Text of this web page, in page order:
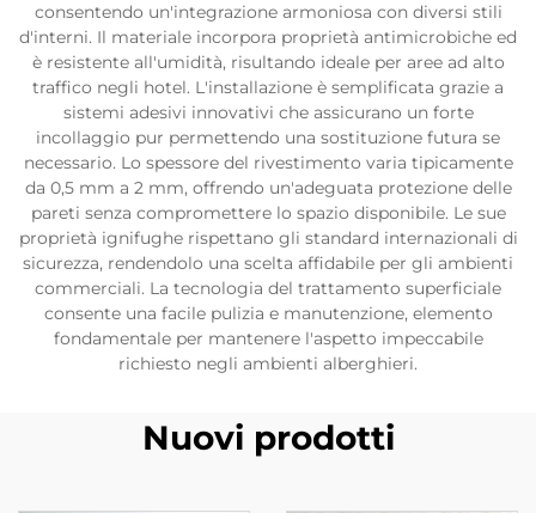
consentendo un'integrazione armoniosa con diversi stili
d'interni. Il materiale incorpora proprietà antimicrobiche ed
è resistente all'umidità, risultando ideale per aree ad alto
traffico negli hotel. L'installazione è semplificata grazie a
sistemi adesivi innovativi che assicurano un forte
incollaggio pur permettendo una sostituzione futura se
necessario. Lo spessore del rivestimento varia tipicamente
da 0,5 mm a 2 mm, offrendo un'adeguata protezione delle
pareti senza compromettere lo spazio disponibile. Le sue
proprietà ignifughe rispettano gli standard internazionali di
sicurezza, rendendolo una scelta affidabile per gli ambienti
commerciali. La tecnologia del trattamento superficiale
consente una facile pulizia e manutenzione, elemento
fondamentale per mantenere l'aspetto impeccabile
richiesto negli ambienti alberghieri.
Nuovi prodotti